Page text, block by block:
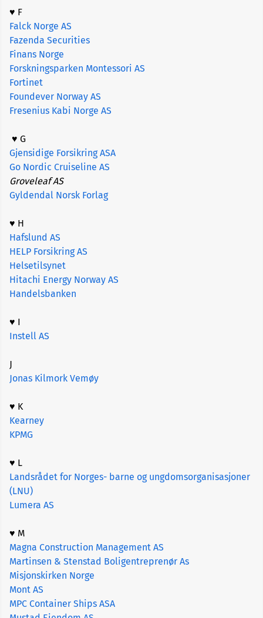
♥ F
Falck Norge AS
Fazenda Securities
Finans Norge
Forskningsparken Montessori AS
Fortinet
Foundever Norway AS
Fresenius Kabi Norge AS
♥ G
Gjensidige Forsikring ASA
Go Nordic Cruiseline AS
Groveleaf AS
Gyldendal Norsk Forlag
♥ H
Hafslund AS
HELP Forsikring AS
Helsetilsynet
Hitachi Energy Norway AS
Handelsbanken
♥ I
Instell AS
J
Jonas Kilmork Vemøy
♥ K
Kearney
KPMG
♥ L
Landsrådet for Norges- barne og ungdomsorganisasjoner
(LNU)
Lumera AS
♥ M
Magna Construction Management AS
Martinsen & Stenstad Boligentreprenør As
Misjonskirken Norge
Mont AS
MPC Container Ships ASA